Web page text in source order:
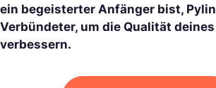
ein begeisterter Anfänger bist,
Verbündeter, um die Qualität
verbessern.